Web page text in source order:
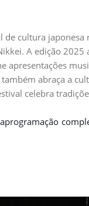
de cultura
A edição
apresentações
abraça a
celebra